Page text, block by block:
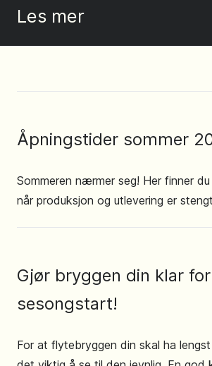
Les mer
Åpningstider sommer
Sommeren nærmer seg! Her finner
når produksjon og utlevering er
Gjør bryggen din klar for
sesongstart!
For at flytebryggen din skal ha